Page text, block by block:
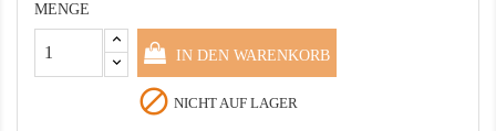
MENGE
IN DEN WARENKORB
 NICHT AUF LAGER